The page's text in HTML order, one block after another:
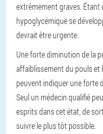
extrêmement graves. Étant
hypoglycémique se
devrait être urgente.
Une forte diminution de la
affaiblissement du pouls et
peuvent indiquer une forte
Seul un médecin qualifié
esprits dans cet état, de
suivre le plus tôt possible.